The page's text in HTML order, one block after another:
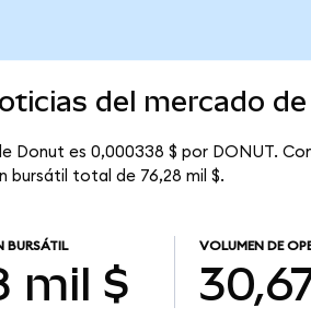
del mercado
Donut es 0,000338 $ por DONUT.
bursátil total de 76,28 mil $.
BURSÁTIL
mil $
VOLUMEN DE